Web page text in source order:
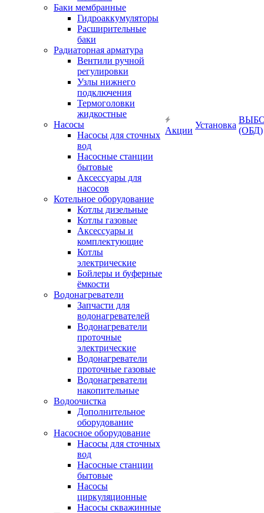
Баки мембранные
Гидроаккумуляторы
Расширительные
баки
Радиаторная арматура
Вентили ручной
регулировки
Узлы нижнего
подключения
Термоголовки
жидкостные
Насосы
Насосы для сточных
вод
Насосные станции
бытовые
Аксессуары для
насосов
Котельное оборудование
Котлы дизельные
Котлы газовые
Аксессуары и
комплектующие
Котлы
электрические
Бойлеры и буферные
ёмкости
Водонагреватели
Запчасти для
водонагревателей
Водонагреватели
проточные
электрические
Водонагреватели
проточные газовые
Водонагреватели
накопительные
Водоочистка
Дополнительное
оборудование
Насосное оборудование
Насосы для сточных
вод
Насосные станции
бытовые
Насосы
циркуляционные
Насосы скважинные
Акции
Установка
(ОБД)